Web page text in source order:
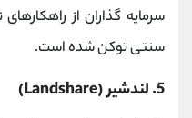
سرمایه ‌گذاران از
سنتی توکن ‌شده است.
5. لندشیر (Landshare)